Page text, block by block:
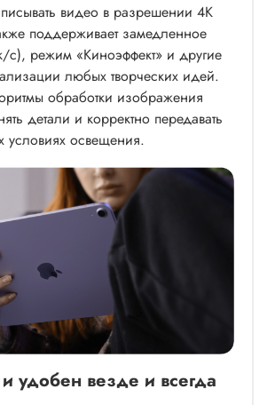
видео в разрешении 4K
поддерживает замедленное
режим «Киноэффект» и другие
любых творческих идей.
обработки изображения
детали и корректно передавать
условиях освещения.
удобен везде и всегда